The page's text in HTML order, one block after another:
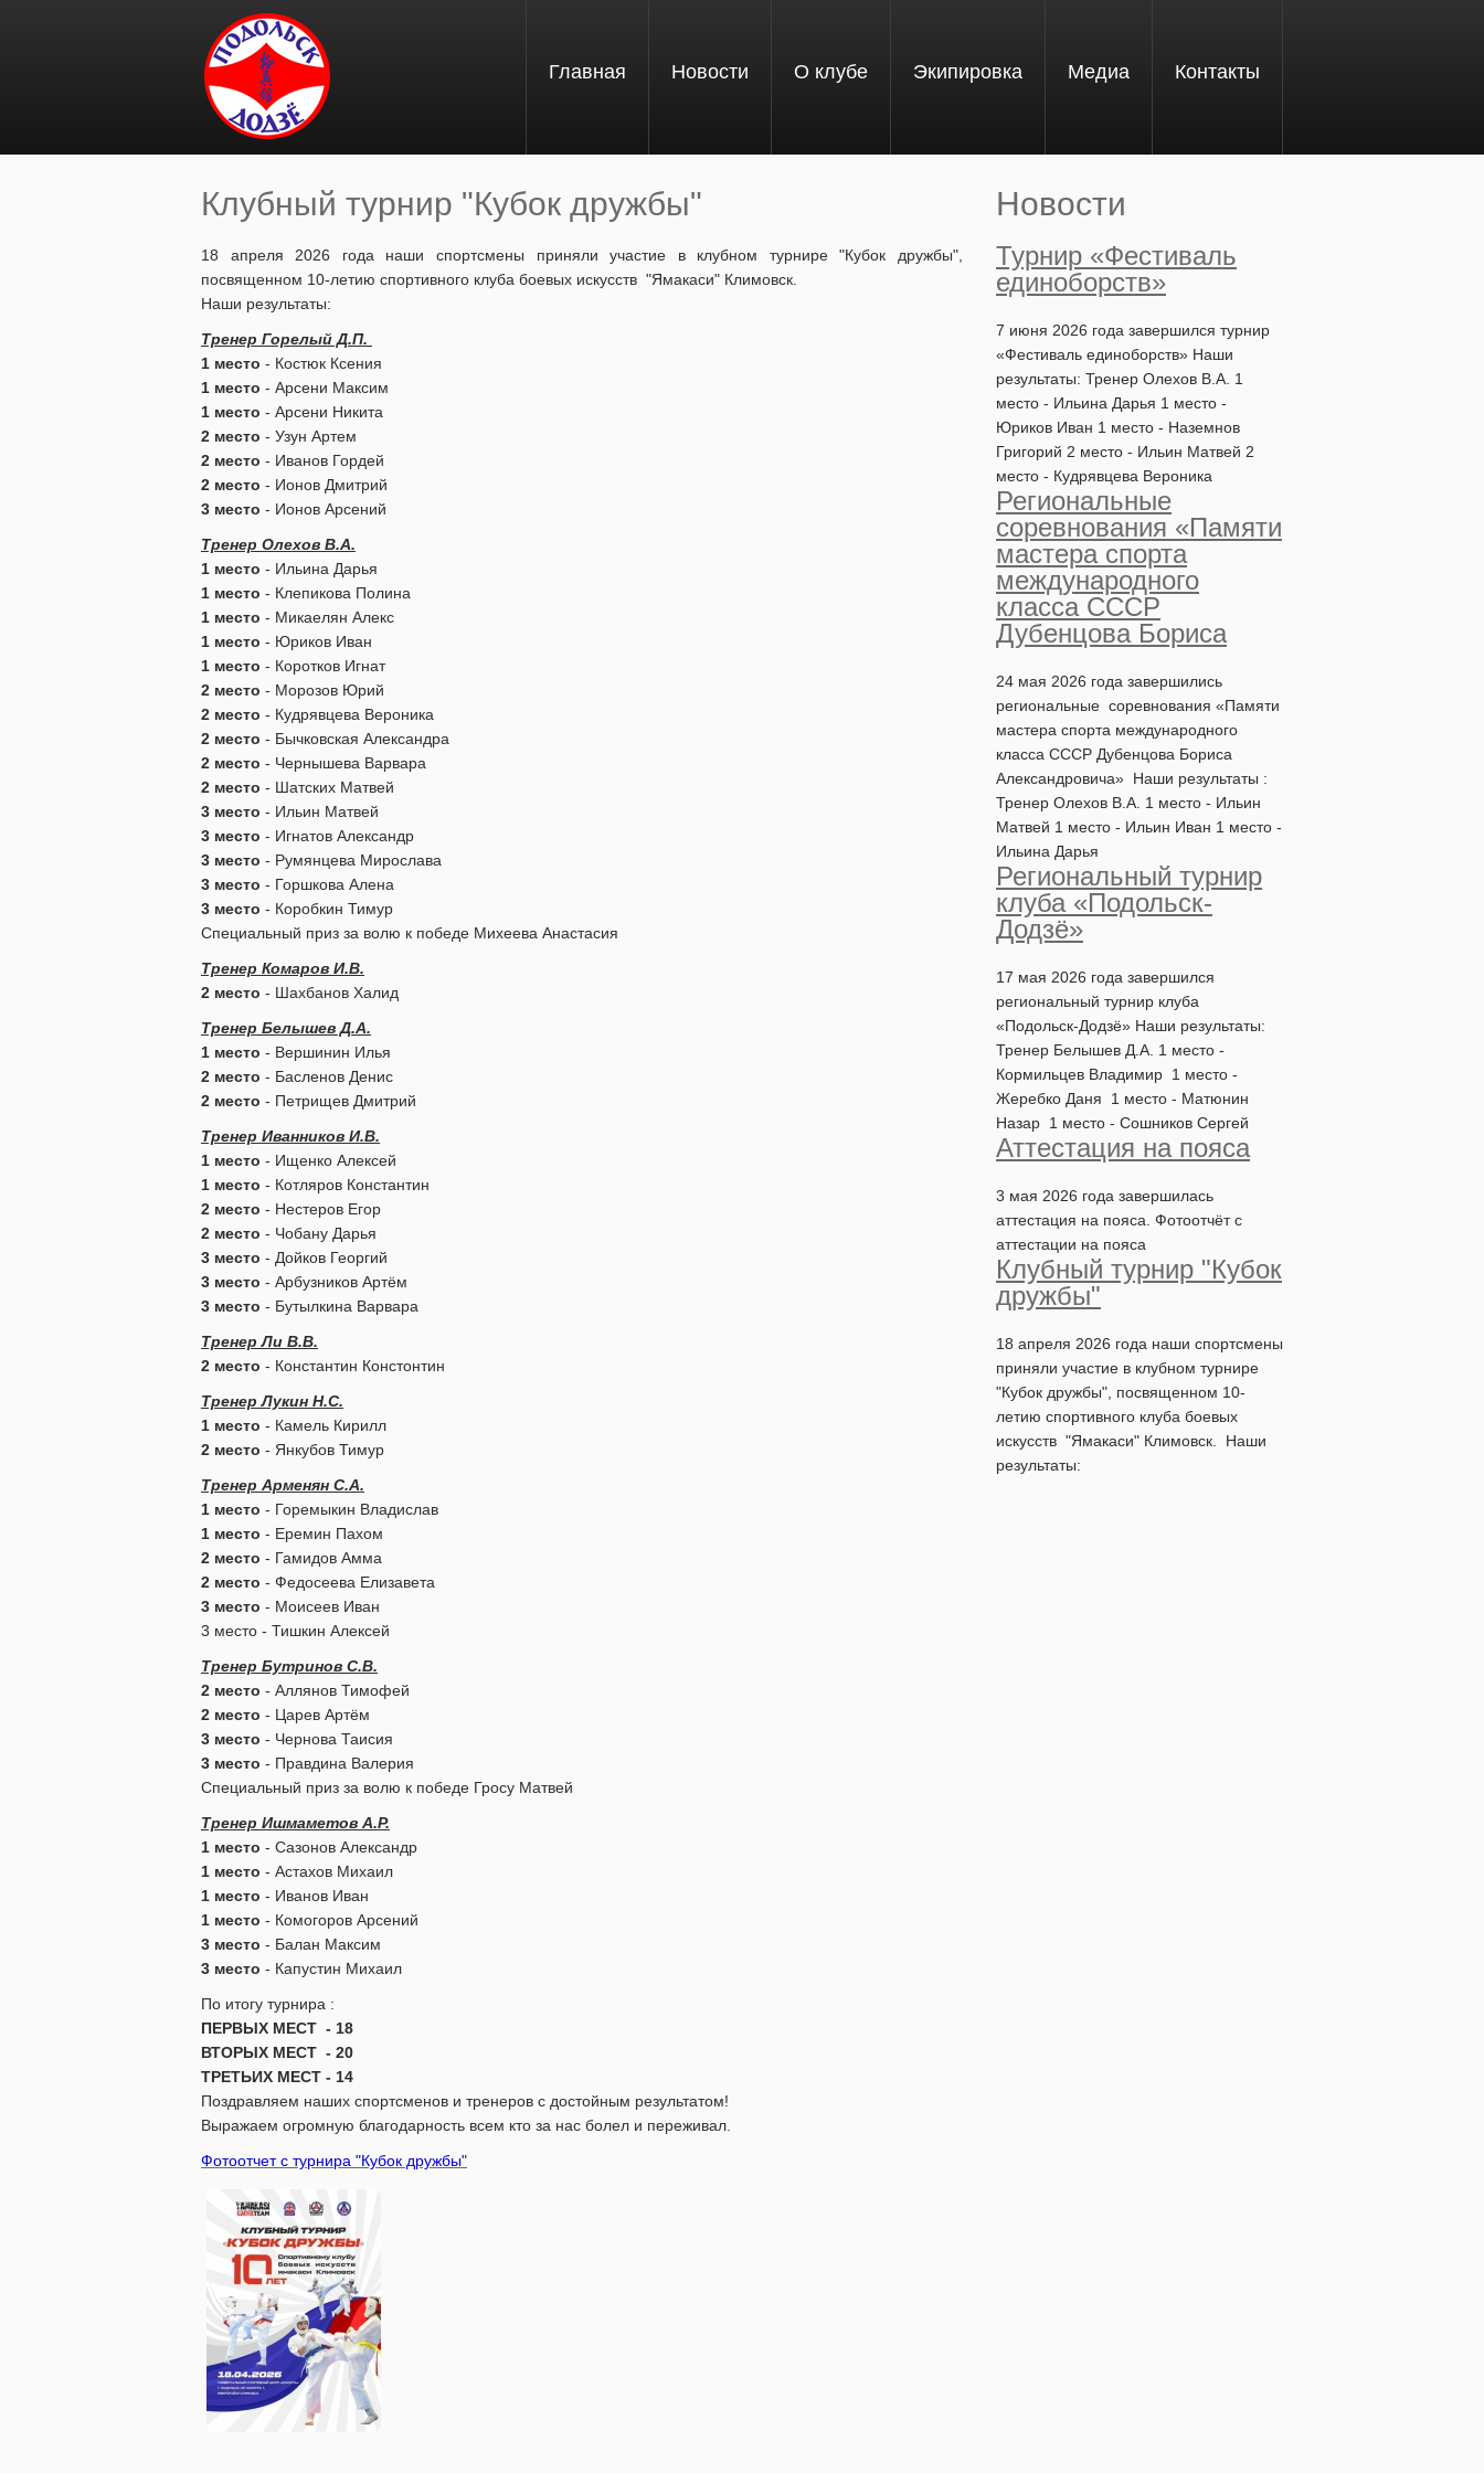
Перейти к основному содержанию
Главная Новости О клубе Экипировка Медиа Контакты
Клубный турнир "Кубок дружбы"
Вы здесь
18 апреля 2026 года наши спортсмены приняли участие в клубном турнире "Кубок дружбы",
посвященном 10-летию спортивного клуба боевых искусств "Ямакаси" Климовск.
Наши результаты:
Тренер Горелый Д.П.
1 место - Костюк Ксения
1 место - Арсени Максим
1 место - Арсени Никита
2 место - Узун Артем
2 место - Иванов Гордей
2 место - Ионов Дмитрий
3 место - Ионов Арсений
Тренер Олехов В.А.
1 место - Ильина Дарья
1 место - Клепикова Полина
1 место - Микаелян Алекс
1 место - Юриков Иван
1 место - Коротков Игнат
2 место - Морозов Юрий
2 место - Кудрявцева Вероника
2 место - Бычковская Александра
2 место - Чернышева Варвара
2 место - Шатских Матвей
3 место - Ильин Матвей
3 место - Игнатов Александр
3 место - Румянцева Мирослава
3 место - Горшкова Алена
3 место - Коробкин Тимур
Специальный приз за волю к победе Михеева Анастасия
Тренер Комаров И.В.
2 место - Шахбанов Халид
Тренер Белышев Д.А.
1 место - Вершинин Илья
2 место - Басленов Денис
2 место - Петрищев Дмитрий
Тренер Иванников И.В.
1 место - Ищенко Алексей
1 место - Котляров Константин
2 место - Нестеров Егор
2 место - Чобану Дарья
3 место - Дойков Георгий
3 место - Арбузников Артём
3 место - Бутылкина Варвара
Тренер Ли В.В.
2 место - Константин Констонтин
Тренер Лукин Н.С.
1 место - Камель Кирилл
2 место - Янкубов Тимур
Тренер Арменян С.А.
1 место - Горемыкин Владислав
1 место - Еремин Пахом
2 место - Гамидов Амма
2 место - Федосеева Елизавета
3 место - Моисеев Иван
3 место - Тишкин Алексей
Тренер Бутринов С.В.
2 место - Аллянов Тимофей
2 место - Царев Артём
3 место - Чернова Таисия
3 место - Правдина Валерия
Специальный приз за волю к победе Гросу Матвей
Тренер Ишмаметов А.Р.
1 место - Сазонов Александр
1 место - Астахов Михаил
1 место - Иванов Иван
1 место - Комогоров Арсений
3 место - Балан Максим
3 место - Капустин Михаил
По итогу турнира :
ПЕРВЫХ МЕСТ - 18
ВТОРЫХ МЕСТ - 20
ТРЕТЬИХ МЕСТ - 14
Поздравляем наших спортсменов и тренеров с достойным результатом!
Выражаем огромную благодарность всем кто за нас болел и переживал.
Фотоотчет с турнира "Кубок дружбы"
Новости
Турнир «Фестиваль
единоборств»
7 июня 2026 года завершился турнир
«Фестиваль единоборств» Наши
результаты: Тренер Олехов В.А. 1
место - Ильина Дарья 1 место -
Юриков Иван 1 место - Наземнов
Григорий 2 место - Ильин Матвей 2
место - Кудрявцева Вероника
Региональные
соревнования «Памяти
мастера спорта
международного
класса СССР
Дубенцова Бориса
24 мая 2026 года завершились
региональные соревнования «Памяти
мастера спорта международного
класса СССР Дубенцова Бориса
Александровича» Наши результаты :
Тренер Олехов В.А. 1 место - Ильин
Матвей 1 место - Ильин Иван 1 место -
Ильина Дарья
Региональный турнир
клуба «Подольск-
Додзё»
17 мая 2026 года завершился
региональный турнир клуба
«Подольск-Додзё» Наши результаты:
Тренер Белышев Д.А. 1 место -
Кормильцев Владимир 1 место -
Жеребко Даня 1 место - Матюнин
Назар 1 место - Сошников Сергей
Аттестация на пояса
3 мая 2026 года завершилась
аттестация на пояса. Фотоотчёт с
аттестации на пояса
Клубный турнир "Кубок
дружбы"
18 апреля 2026 года наши спортсмены
приняли участие в клубном турнире
"Кубок дружбы", посвященном 10-
летию спортивного клуба боевых
искусств "Ямакаси" Климовск. Наши
результаты: